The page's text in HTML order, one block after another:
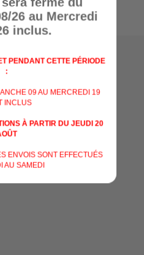
26 au Mercredi
inclus.
PENDANT CETTE PÉRIODE
:
09 AU MERCREDI 19
INCLUS
À PARTIR DU JEUDI 20
ENVOIS SONT EFFECTUÉS
AU SAMEDI